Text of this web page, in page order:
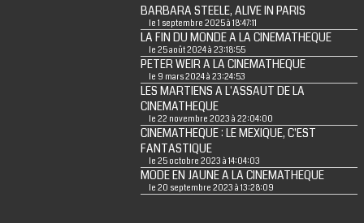
BARBARA STEELE, ALIVE IN PARIS
le 1 septembre 2025 à 18:47:11
LA FIN DU MONDE A LA CINEMATHEQUE
le 25 août 2024 à 23:18:55
PETER WEIR A LA CINEMATHEQUE
le 9 mars 2024 à 23:24:53
LES MARTIENS A L'ASSAUT DE LA
CINEMATHEQUE
le 22 novembre 2023 à 22:04:00
CINEMATHEQUE : LE MEXIQUE, C'EST
FANTASTIQUE
le 25 octobre 2023 à 14:04:03
MODE EN JAUNE A LA CINEMATHEQUE
le 20 septembre 2023 à 13:28:09